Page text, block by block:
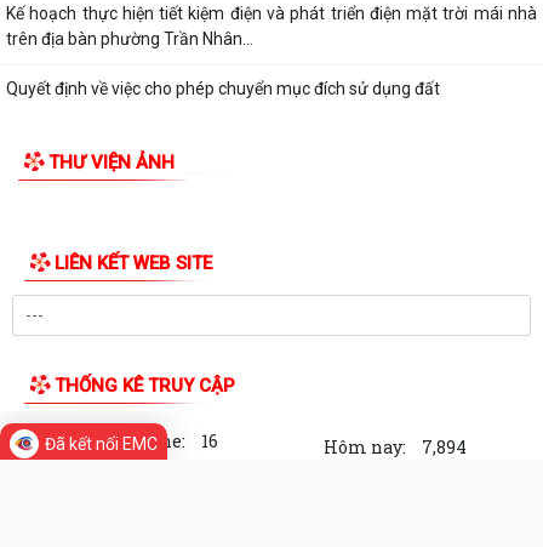
Triển khai đợt cao điểm cài đặt sổ sức khỏe điện tử, tài khoản an sinh
xã hội cho công dân từ 6 đến...
Đồng chí Nguyễn Hồng Sáng- Bí thư Đảng ủy, Chủ tịch HĐND phường
Kế hoạch thực hiện tiết kiệm điện và phát triển điện mặt trời mái nhà
định kỳ, khám sàng lọc miễn...
nhiệm vụ quý III năm 2026
Hội nghị triển khai Kế hoạch tổ chức Hội trại Thanh thiếu nhi phường
Đã kết nối EMC